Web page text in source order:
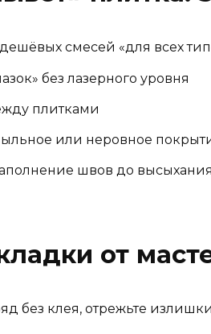
смесей «для всех
без лазерного уровня
плитками
или неровное
швов до
от
без клея, отрежьте